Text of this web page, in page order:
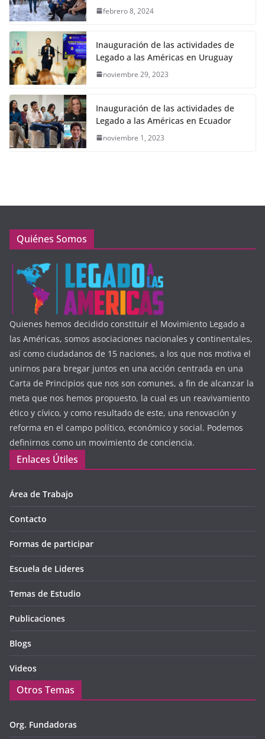
febrero 8, 2024
Inauguración de las actividades de
Legado a las Américas en Uruguay
noviembre 29, 2023
Inauguración de las actividades de
Legado a las Américas en Ecuador
noviembre 1, 2023
Quiénes Somos
Quienes hemos decidido constituir el Movimiento Legado a
las Américas, somos asociaciones nacionales y continentales,
así como ciudadanos de 15 naciones, a los que nos motiva el
unirnos para bregar juntos en una acción centrada en una
Carta de Principios que nos son comunes, a fin de alcanzar la
meta que nos hemos propuesto, la cual es un reavivamiento
ético y cívico, y como resultado de este, una renovación y
reforma en el campo político, económico y social. Podemos
definirnos como un movimiento de conciencia.
Enlaces Útiles
Área de Trabajo
Contacto
Formas de participar
Escuela de Lideres
Temas de Estudio
Publicaciones
Blogs
Videos
Otros Temas
Org. Fundadoras